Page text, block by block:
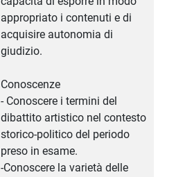
appropriato i contenuti e di
acquisire autonomia di
giudizio.
Conoscenze
- Conoscere i termini del
dibattito artistico nel contesto
storico-politico del periodo
preso in esame.
-Conoscere la varietà delle